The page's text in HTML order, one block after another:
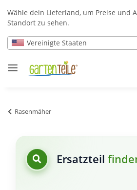
Wähle dein Lieferland, um Preise und
Standort zu sehen.
Vereinigte Staaten
Rasenmäher
Ersatzteil